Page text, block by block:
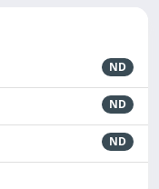
ND
ND
ND